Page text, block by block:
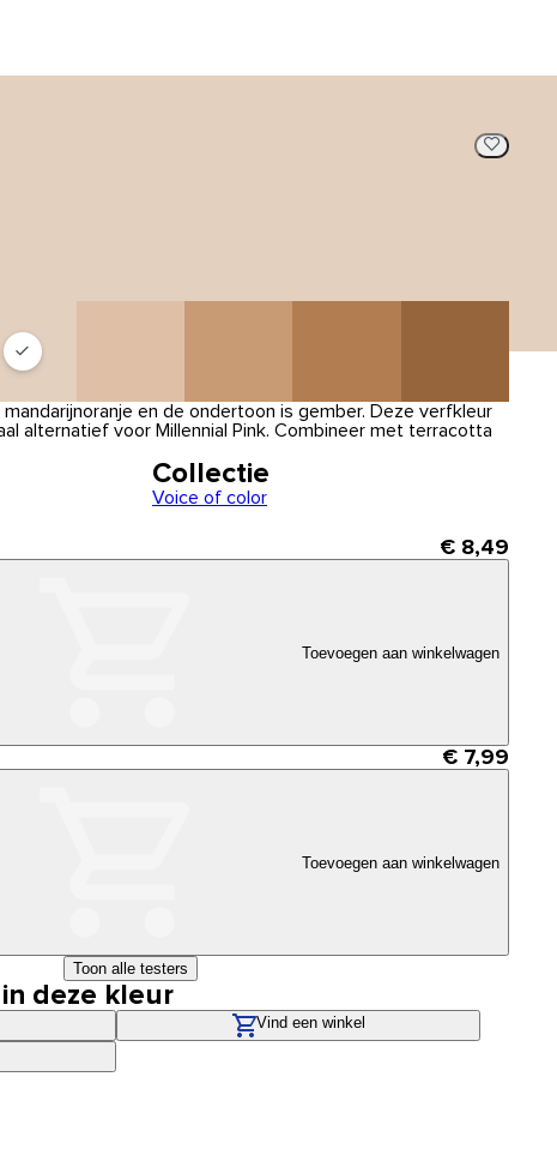
en de ondertoon is gember. Deze verfkleur
alternatief voor Millennial Pink. Combineer met terracotta
Collectie
Voice of color
€ 8,49
Toevoegen aan winkelwagen
€ 7,99
Toevoegen aan winkelwagen
Toon alle testers
deze kleur
Vind een winkel